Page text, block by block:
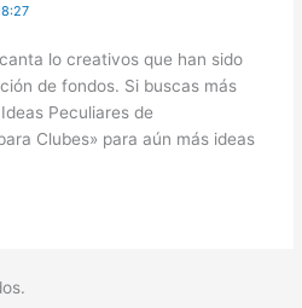
lo creativos que han sido
de fondos. Si buscas más
Peculiares de
Clubes» para aún más ideas